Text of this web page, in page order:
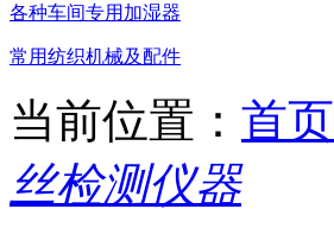
各种车间专用加湿器
常用纺织机械及配件
当前位置： 首页
丝检测仪器